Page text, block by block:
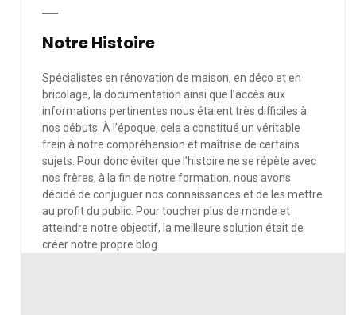
Notre Histoire
Spécialistes en rénovation de maison, en déco et en
bricolage, la documentation ainsi que l’accès aux
informations pertinentes nous étaient très difficiles à
nos débuts. À l’époque, cela a constitué un véritable
frein à notre compréhension et maîtrise de certains
sujets. Pour donc éviter que l’histoire ne se répète avec
nos frères, à la fin de notre formation, nous avons
décidé de conjuguer nos connaissances et de les mettre
au profit du public. Pour toucher plus de monde et
atteindre notre objectif, la meilleure solution était de
créer notre propre blog.